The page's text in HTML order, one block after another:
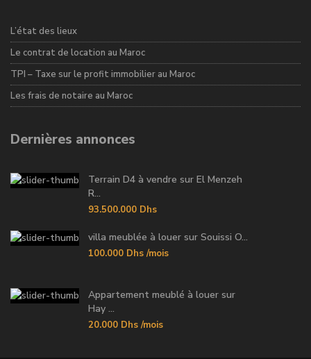
L’état des lieux
Le contrat de location au Maroc
TPI – Taxe sur le profit immobilier au Maroc
Les frais de notaire au Maroc
Dernières annonces
Terrain D4 à vendre sur El Menzeh
R...
93.500.000 Dhs
villa meublée à louer sur Souissi O...
100.000 Dhs /mois
Appartement meublé à louer sur
Hay ...
20.000 Dhs /mois